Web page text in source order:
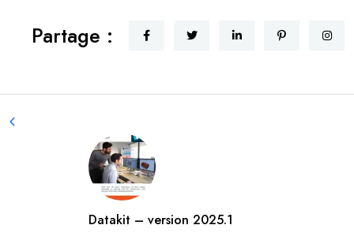
Partage :
Datakit – version 2025.1